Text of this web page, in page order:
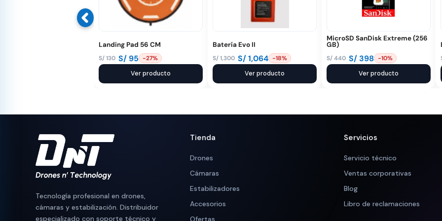
Landing Pad 56 CM
S/130
El
original
S/ 95
El
actual
-27%
Ver producto
Batería Evo II
S/1,300
El
original
S/1,064
El
actual
-18%
Ver producto
MicroSD SanDisk Extreme (256
GB)
S/440
El
original
S/ 398
El
actual
-10%
Ver producto
Tecnología profesional en drones,
cámaras y estabilización. Distribuidor
especializado con soporte técnico y
Tienda
Drones
Cámaras
Estabilizadores
Accesorios
Ofertas
Servicios
Servicio técnico
Ventas corporativas
Blog
Libro de reclamaciones